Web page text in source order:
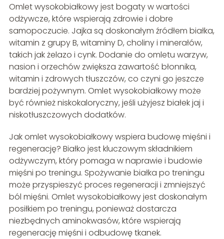
Omlet wysokobiałkowy jest bogaty w wartości
odżywcze, które wspierają zdrowie i dobre
samopoczucie. Jajka są doskonałym źródłem białka,
witamin z grupy B, witaminy D, choliny i minerałów,
takich jak żelazo i cynk. Dodanie do omletu warzyw,
nasion i orzechów zwiększa zawartość błonnika,
witamin i zdrowych tłuszczów, co czyni go jeszcze
bardziej pożywnym. Omlet wysokobiałkowy może
być również niskokaloryczny, jeśli użyjesz białek jaj i
niskotłuszczowych dodatków.
Jak omlet wysokobiałkowy wspiera budowę mięśni i
regenerację? Białko jest kluczowym składnikiem
odżywczym, który pomaga w naprawie i budowie
mięśni po treningu. Spożywanie białka po treningu
może przyspieszyć proces regeneracji i zmniejszyć
ból mięśni. Omlet wysokobiałkowy jest doskonałym
posiłkiem po treningu, ponieważ dostarcza
niezbędnych aminokwasów, które wspierają
regenerację mięśni i odbudowę tkanek.